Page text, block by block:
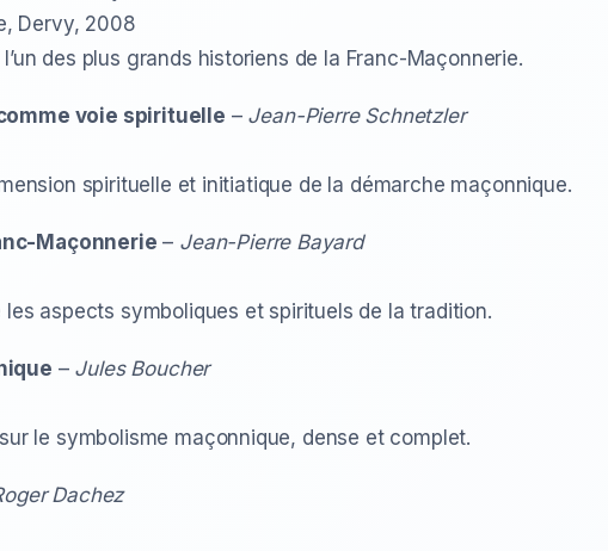
Dervy, 2008
des plus grands historiens de la Franc-Maçonnerie.
voie spirituelle – Jean-Pierre Schnetzler
spirituelle et initiatique de la démarche maçonnique.
Maçonnerie – Jean-Pierre Bayard
les aspects symboliques et spirituels de la tradition.
– Jules Boucher
le symbolisme maçonnique, dense et complet.
Dachez